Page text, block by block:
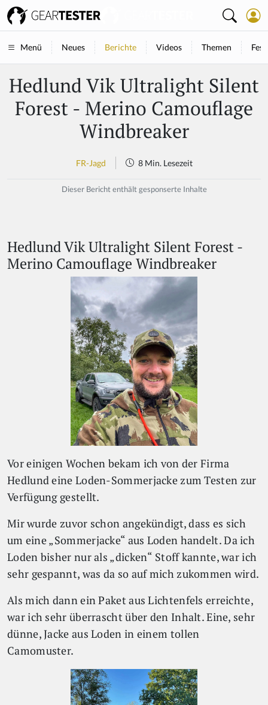
Menü Neues Berichte Videos Themen
Hedlund Vik Ultralight Silent
Forest - Merino Camouflage
Windbreaker
FR-Jagd 8 Min. Lesezeit
Dieser Bericht enthält gesponserte Inhalte
Hedlund Vik Ultralight Silent Forest -
Merino Camouflage Windbreaker
Vor einigen Wochen bekam ich von der Firma
Hedlund eine Loden-Sommerjacke zum Testen zur
Verfügung gestellt.
Mir wurde zuvor schon angekündigt, dass es sich
um eine „Sommerjacke“ aus Loden handelt. Da ich
Loden bisher nur als „dicken“ Stoff kannte, war ich
sehr gespannt, was da so auf mich zukommen wird.
Als mich dann ein Paket aus Lichtenfels erreichte,
war ich sehr überrascht über den Inhalt. Eine, sehr
dünne, Jacke aus Loden in einem tollen
Camomuster.